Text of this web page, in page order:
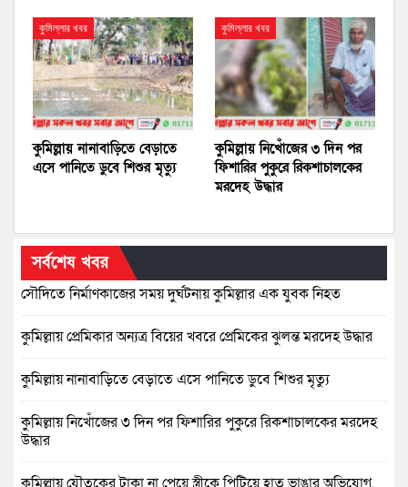
কুমিল্লার খবর
কুমিল্লায় নানাবাড়িতে বেড়াতে
এসে পানিতে ডুবে শিশুর মৃত্যু
কুমিল্লার খবর
কুমিল্লায় নিখোঁজের ৩ দিন পর
ফিশারির পুকুরে রিকশাচালকের
মরদেহ উদ্ধার
সর্বশেষ খবর
সৌদিতে নির্মাণকাজের সময় দুর্ঘটনায় কুমিল্লার এক যুবক নিহত
কুমিল্লায় প্রেমিকার অন্যত্র বিয়ের খবরে প্রেমিকের ঝুলন্ত মরদেহ উদ্ধার
কুমিল্লায় নানাবাড়িতে বেড়াতে এসে পানিতে ডুবে শিশুর মৃত্যু
কুমিল্লায় নিখোঁজের ৩ দিন পর ফিশারির পুকুরে রিকশাচালকের মরদেহ
উদ্ধার